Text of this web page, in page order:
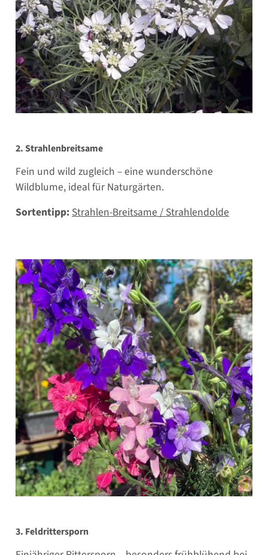
2. Strahlenbreitsame
Fein und wild zugleich – eine wunderschöne
Wildblume, ideal für Naturgärten.
Sortentipp:Strahlen-Breitsame / Strahlendolde
3. Feldrittersporn